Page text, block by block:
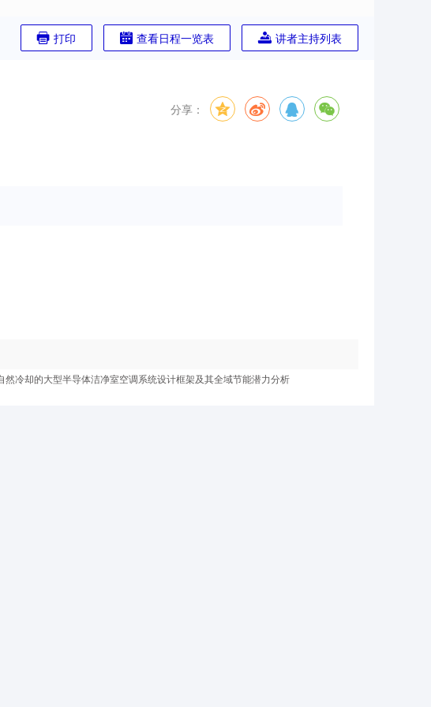
打印 查看日程一览表 讲者主持列表
分享：
然冷却的大型半导体洁净室空调系统设计框架及其全域节能潜力分析